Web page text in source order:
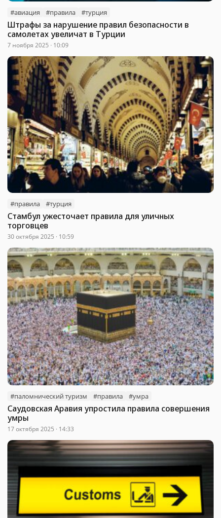
#авиация #правила #турция
Штрафы за нарушение правил безопасности в
самолетах увеличат в Турции
7 ноября 2025 · 10:09
#правила #турция
Стамбул ужесточает правила для уличных
торговцев
30 октября 2025 · 10:59
#паломнический туризм #правила #умра
Саудовская Аравия упростила правила совершения
умры
17 октября 2025 · 14:33